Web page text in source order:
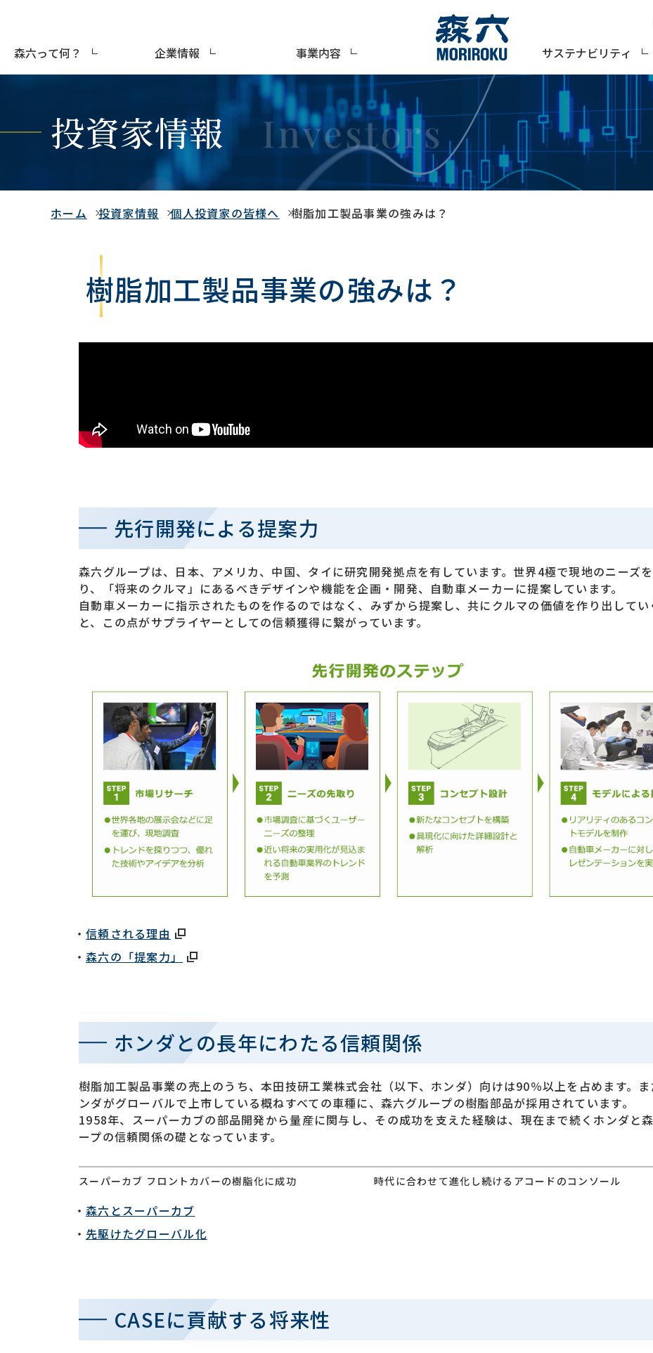
森六って何？ 企業情報 事業内容 サステナビリティ
投資家情報
ホーム 投資家情報 個人投資家の皆様へ 樹脂加工製品事業の強みは？
樹脂加工製品事業の強みは？
先行開発による提案力
森六グループは、日本、アメリカ、中国、タイに研究開発拠点を有しています。世界4極で現地のニーズ
り、「将来のクルマ」にあるべきデザインや機能を企画・開発、自動車メーカーに提案しています。
自動車メーカーに指示されたものを作るのではなく、みずから提案し、共にクルマの価値を作り出してい
と、この点がサプライヤーとしての信頼獲得に繋がっています。
信頼される理由
森六の「提案力」
ホンダとの長年にわたる信頼関係
樹脂加工製品事業の売上のうち、本田技研工業株式会社（以下、ホンダ）向けは90％以上を占めます。ま
ンダがグローバルで上市している概ねすべての車種に、森六グループの樹脂部品が採用されています。
1958年、スーパーカブの部品開発から量産に関与し、その成功を支えた経験は、現在まで続くホンダと
ープの信頼関係の礎となっています。
スーパーカブ フロントカバーの樹脂化に成功 時代に合わせて進化し続けるアコードのコンソール
森六とスーパーカブ
先駆けたグローバル化
CASEに貢献する将来性